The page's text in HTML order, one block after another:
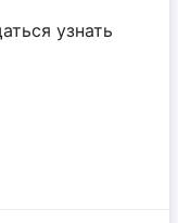
узнать